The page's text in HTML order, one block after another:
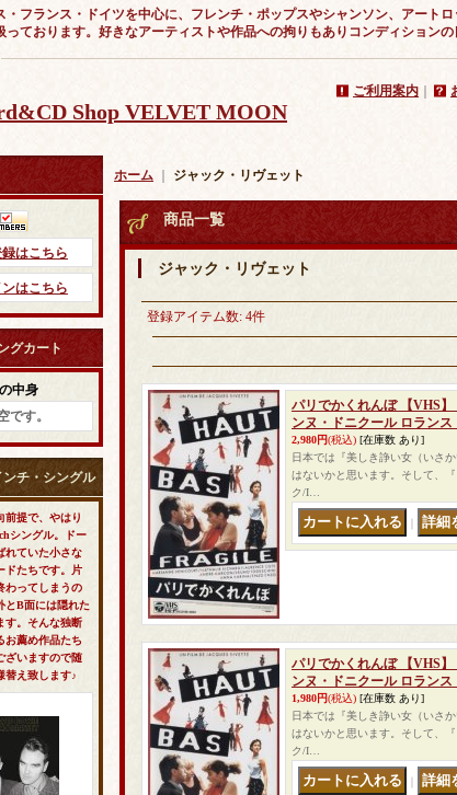
・フランス・ドイツを中心に、フレンチ・ポップスやシャンソン、アート
っております。好きなアーティストや作品への拘りもありコンディション
Shop VELVET MOON
ご利用案内
はこちら
ンはこちら
グカート
中身
です。
ンチ・シングル
前提で、やはり
シングル。ドー
れていた小さな
ドたちです。片
わってしまうの
とB面には隠れた
す。そんな独断
お薦め作品たち
ざいますので随
替え致します♪
ホーム ジャック・リヴェット
商品一覧
ジャック・リヴェット
登録アイテム数: 4件
パリでかくれんぼ 【VHS
ンヌ・ドニクール ロラン
2,980円(税込) [在庫数 あり]
日本では『美しき諍い女（いさ
はないかと思います。そして、
ク/I…
パリでかくれんぼ 【VHS
ンヌ・ドニクール ロラン
1,980円(税込) [在庫数 あり]
日本では『美しき諍い女（いさ
はないかと思います。そして、
ク/I…